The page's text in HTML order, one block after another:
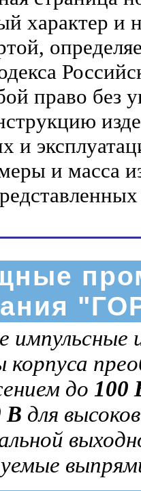
характер и
право без
и
и масса
до 100
В для